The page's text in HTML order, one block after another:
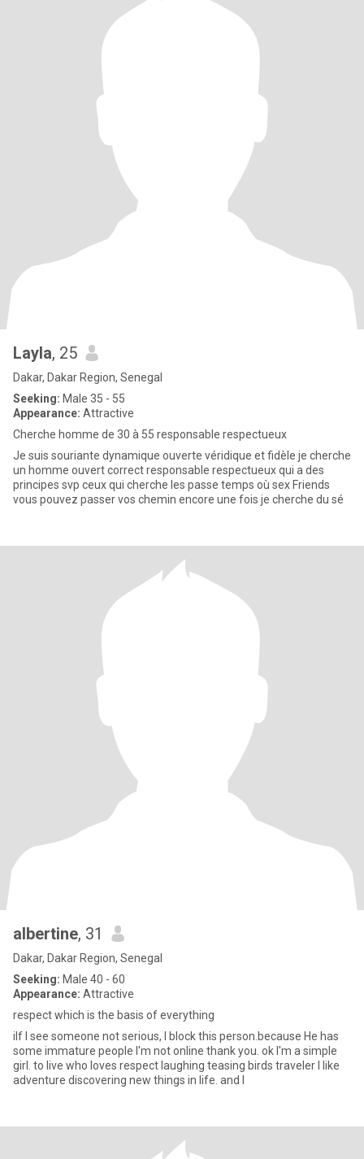
Layla, 25
Dakar, Dakar Region, Senegal
Seeking: Male 35 - 55
Appearance: Attractive
Cherche homme de 30 à 55 responsable respectueux
Je suis souriante dynamique ouverte véridique et fidèle je cherche
un homme ouvert correct responsable respectueux qui a des
principes svp ceux qui cherche les passe temps où sex Friends
vous pouvez passer vos chemin encore une fois je cherche du sé
albertine, 31
Dakar, Dakar Region, Senegal
Seeking: Male 40 - 60
Appearance: Attractive
respect which is the basis of everything
iIf I see someone not serious, I block this person.because He has
some immature people I'm not online thank you. ok I'm a simple
girl. to live who loves respect laughing teasing birds traveler I like
adventure discovering new things in life. and I